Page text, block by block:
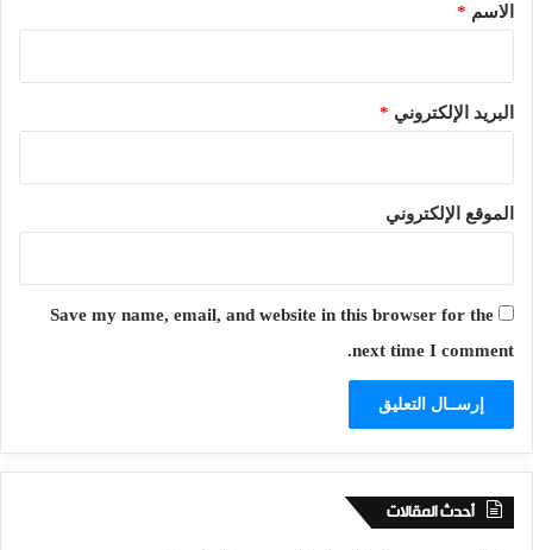
*الاسم *
البريد الإلكتروني *
الموقع الإلكتروني
Save my name, email, and website in this browser for the
next time I comment.
أحدث المقالات